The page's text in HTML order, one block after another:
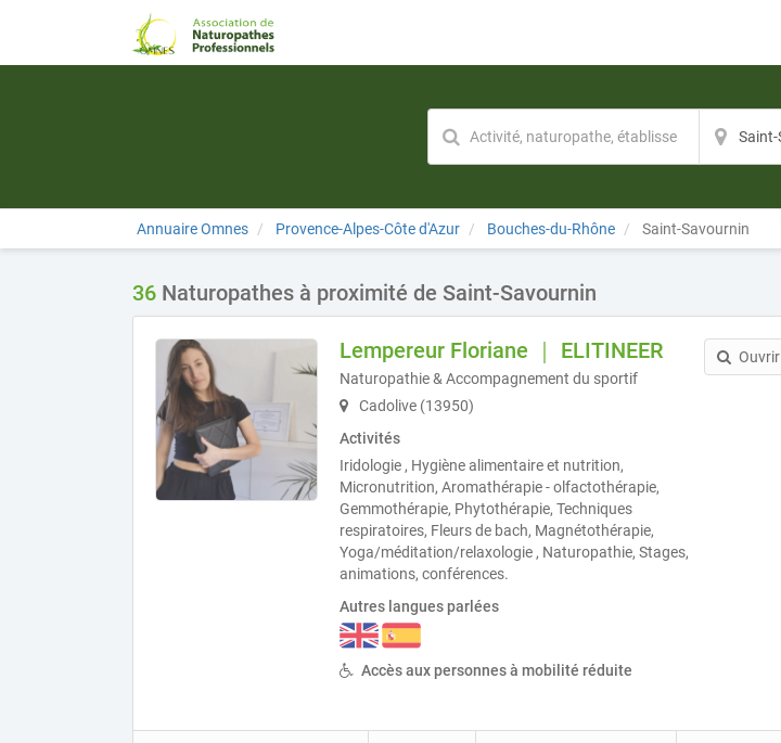
Annuaire Omnes Provence-Alpes-Côte d'Azur Bouches-du-Rhône Saint-Savournin
36 Naturopathes à proximité de Saint-Savournin
Lempereur Floriane ｜ ELITINEER
Naturopathie & Accompagnement du sportif
Cadolive (13950)
Activités
Iridologie , Hygiène alimentaire et nutrition,
Micronutrition, Aromathérapie - olfactothérapie,
Gemmothérapie, Phytothérapie, Techniques
respiratoires, Fleurs de bach, Magnétothérapie,
Yoga/méditation/relaxologie , Naturopathie, Stages,
animations, conférences.
Autres langues parlées
Accès aux personnes à mobilité réduite
Ouvrir